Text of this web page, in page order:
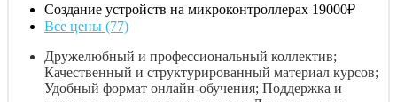
Создание устройств на микроконтроллерах 19000₽
Все цены (77)
Дружелюбный и профессиональный коллектив;
Качественный и структурированный материал курсов;
Удобный формат онлайн-обучения; Поддержка и